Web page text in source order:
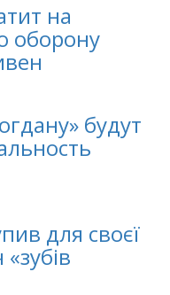
на
оборону
будут
для своєї